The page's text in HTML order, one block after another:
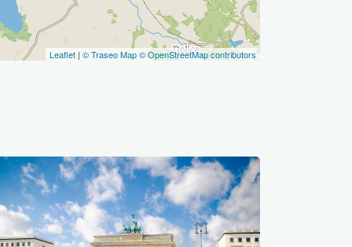
Leaflet | © Traseo Map© OpenStreetMap contributors